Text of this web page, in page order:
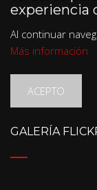
experiencia
Al continuar
Más información
ACEPTO
GALERÍA